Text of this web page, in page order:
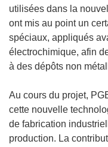
utilisées dans la
ont mis au point un
spéciaux, appliqués
électrochimique, afin
à des dépôts non
Au cours du projet,
cette nouvelle
de fabrication
production. La